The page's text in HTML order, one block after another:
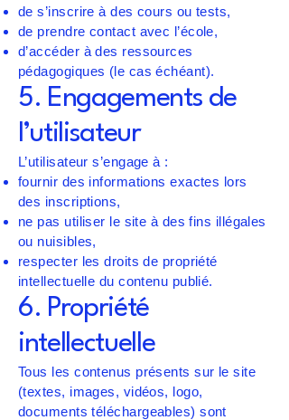
de s’inscrire à des cours ou tests,
de prendre contact avec l’école,
d’accéder à des ressources
pédagogiques (le cas échéant).
5. Engagements de
l’utilisateur
L’utilisateur s’engage à :
fournir des informations exactes lors
des inscriptions,
ne pas utiliser le site à des fins illégales
ou nuisibles,
respecter les droits de propriété
intellectuelle du contenu publié.
6. Propriété
intellectuelle
Tous les contenus présents sur le site
(textes, images, vidéos, logo,
documents téléchargeables) sont